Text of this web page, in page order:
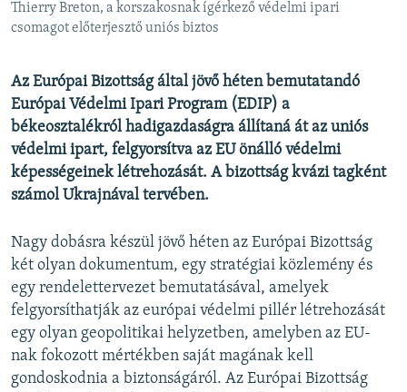
A MÚLT TANULSÁGAI
Valamennyi RFE/RL weboldal
Thierry Breton, a korszakosnak ígérkező védelmi ipari
csomagot előterjesztő uniós biztos
Az Európai Bizottság által jövő héten bemutatandó
Európai Védelmi Ipari Program (EDIP) a
békeosztalékról hadigazdaságra állítaná át az uniós
védelmi ipart, felgyorsítva az EU önálló védelmi
képességeinek létrehozását. A bizottság kvázi tagként
számol Ukrajnával tervében.
Nagy dobásra készül jövő héten az Európai Bizottság
két olyan dokumentum, egy stratégiai közlemény és
egy rendelettervezet bemutatásával, amelyek
felgyorsíthatják az európai védelmi pillér létrehozását
egy olyan geopolitikai helyzetben, amelyben az EU-
nak fokozott mértékben saját magának kell
gondoskodnia a biztonságáról. Az Európai Bizottság